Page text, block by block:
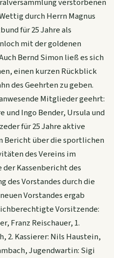
verstorbenen
durch Herrn Magnus
für 25 Jahre als
mit der goldenen
Bernd Simon ließ es sich
einen kurzen Rückblick
des Geehrten zu geben.
Mitglieder geehrt:
und Ingo Bender, Ursula und
für 25 Jahre aktive
Bericht über die sportlichen
des Vereins im
Kassenbericht des
des Vorstandes durch die
Vorstandes ergab
Vorsitzende:
Franz Reischauer, 1.
2. Kassierer: Nils Haustein,
Jugendwartin: Sigi